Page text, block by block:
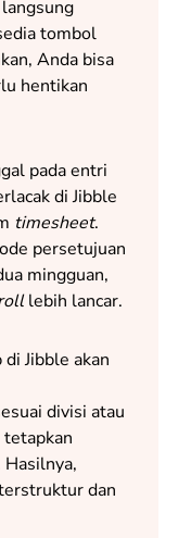
tombol
Anda bisa
hentikan
pada entri
di Jibble
timesheet.
persetujuan
mingguan,
lebih lancar.
Jibble akan
divisi atau
dan